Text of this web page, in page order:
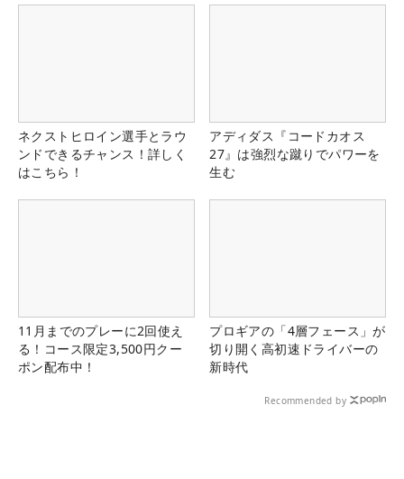
ネクストヒロイン選手とラウ
ンドできるチャンス！詳しく
はこちら！
アディダス『コードカオス
27』は強烈な蹴りでパワーを
生む
11月までのプレーに2回使え
る！コース限定3,500円クー
ポン配布中！
プロギアの「4層フェース」が
切り開く高初速ドライバーの
新時代
Recommended by